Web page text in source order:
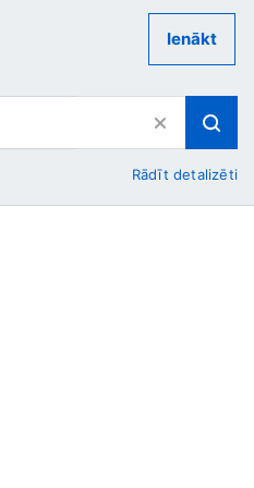
Ienākt
Rādīt detalizēti